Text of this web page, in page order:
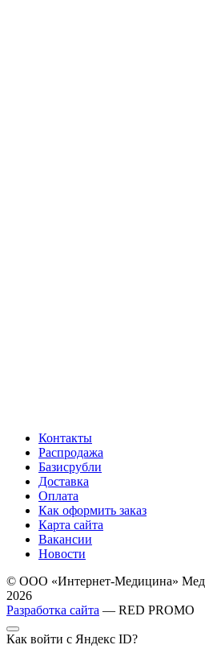
Контакты
Распродажа
Базисрубли
Доставка
Оплата
Как оформить заказ
Карта сайта
Вакансии
Новости
© ООО «Интернет-Медицина»
2026
Разработка сайта — RED PROMO
Как войти с Яндекс ID?